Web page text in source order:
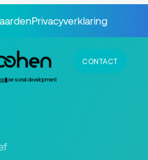
Privacyverklaring
personal development
CONTACT